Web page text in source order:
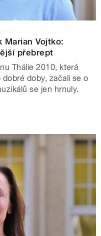
Marian Vojtko:
přebrept
Thálie 2010, která
doby, začali se o
se jen hrnuly.